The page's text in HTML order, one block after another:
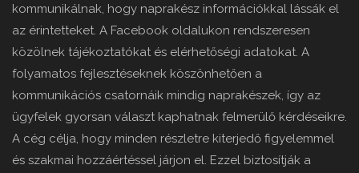
kommunikálnak, hogy naprakész információkkal lássák el
az érintetteket. A Facebook oldalukon rendszeresen
közölnek tájékoztatókat és elérhetőségi adatokat. A
folyamatos fejlesztéseknek köszönhetően a
kommunikációs csatornáik mindig naprakészek, így az
ügyfelek gyorsan választ kaphatnak felmerülő kérdéseikre.
A cég célja, hogy minden részletre kiterjedő figyelemmel
és szakmai hozzáértéssel járjon el. Ezzel biztosítják a